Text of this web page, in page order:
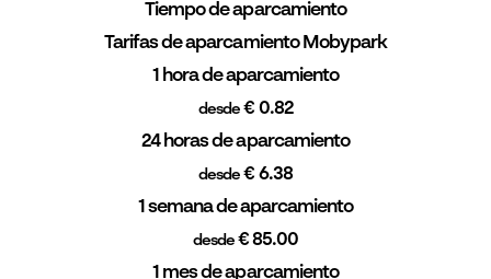
Tiempo de aparcamiento
Tarifas de aparcamiento Mobypark
1 hora de aparcamiento
desde € 0.82
24 horas de aparcamiento
desde € 6.38
1 semana de aparcamiento
desde€ 85.00
1 mes de aparcamiento